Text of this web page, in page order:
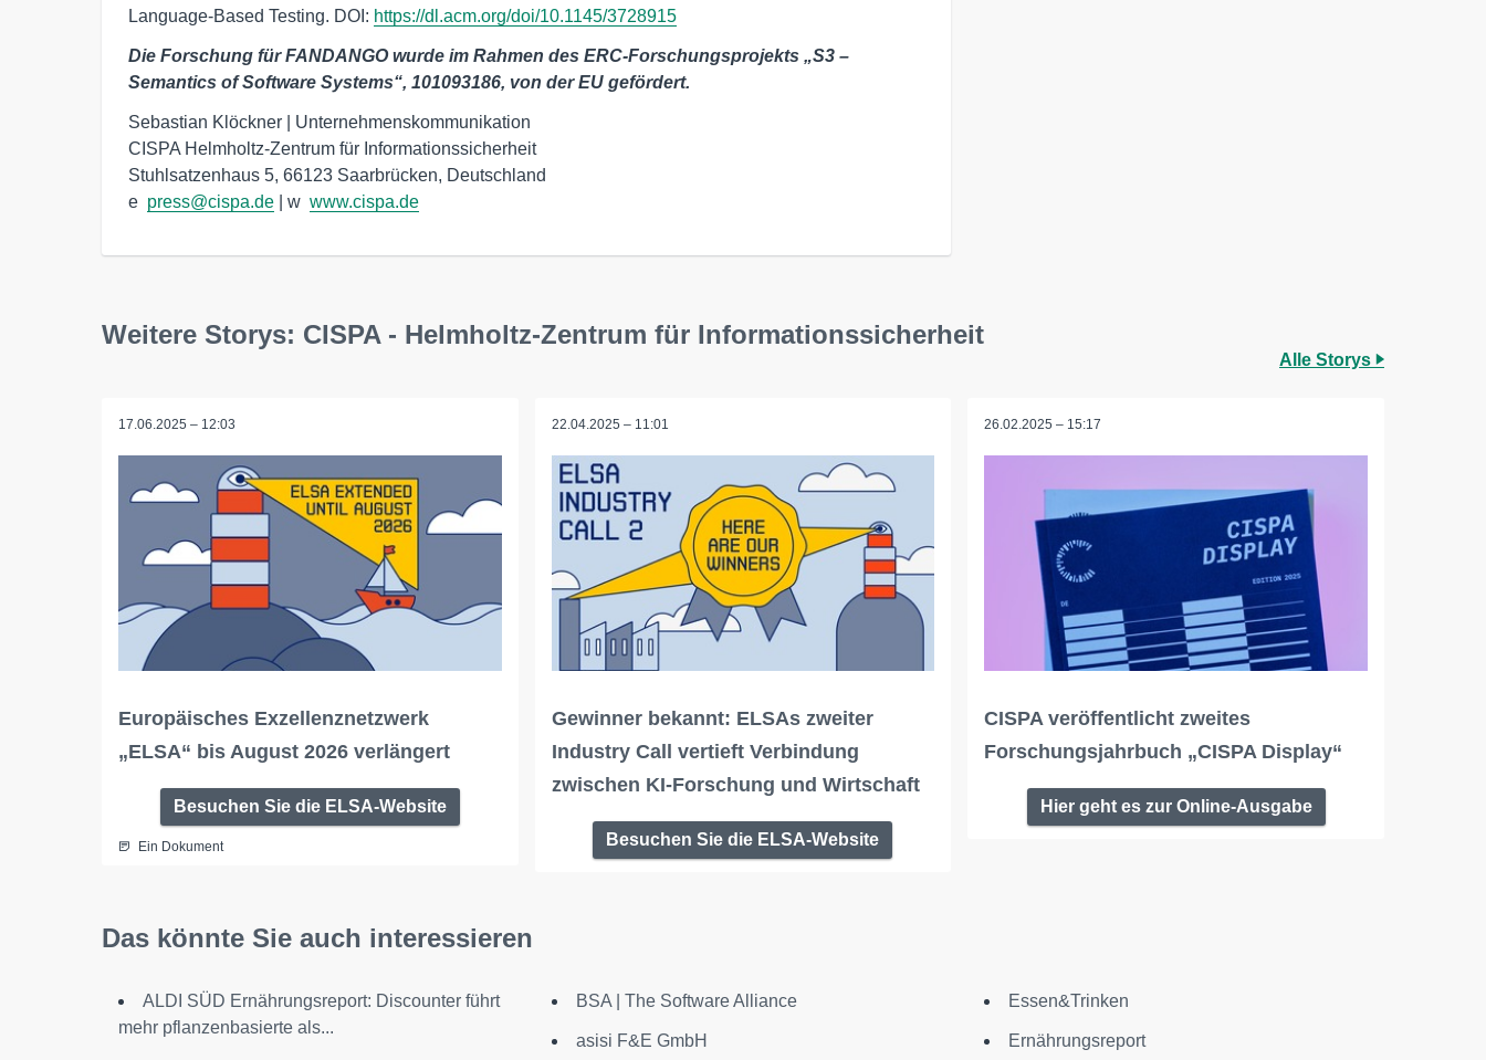
Language-Based Testing. DOI: https://dl.acm.org/doi/10.1145/3728915
Die Forschung für FANDANGO wurde im Rahmen des ERC-Forschungsprojekts „S3 –
Semantics of Software Systems“, 101093186, von der EU gefördert.
Sebastian Klöckner | Unternehmenskommunikation
CISPA Helmholtz-Zentrum für Informationssicherheit
Stuhlsatzenhaus 5, 66123 Saarbrücken, Deutschland
e press@cispa.de | w www.cispa.de
Weitere Storys: CISPA - Helmholtz-Zentrum für Informationssicherheit
Alle Storys
17.06.2025 – 12:03
Europäisches Exzellenznetzwerk
„ELSA“ bis August 2026 verlängert
Besuchen Sie die ELSA-Website
Ein Dokument
22.04.2025 – 11:01
Gewinner bekannt: ELSAs zweiter
Industry Call vertieft Verbindung
zwischen KI-Forschung und Wirtschaft
Besuchen Sie die ELSA-Website
26.02.2025 – 15:17
CISPA veröffentlicht zweites
Forschungsjahrbuch „CISPA Display“
Hier geht es zur Online-Ausgabe
Das könnte Sie auch interessieren
ALDI SÜD Ernährungsreport: Discounter führt
mehr pflanzenbasierte als...
BSA | The Software Alliance
asisi F&E GmbH
Essen&Trinken
Ernährungsreport